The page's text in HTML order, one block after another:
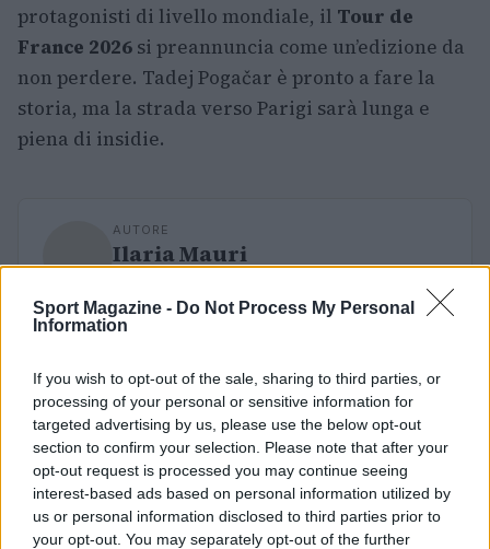
Sport Magazine - Do Not Process My Personal
Information
If you wish to opt-out of the sale, sharing to third parties, or
processing of your personal or sensitive information for
targeted advertising by us, please use the below opt-out
section to confirm your selection. Please note that after your
opt-out request is processed you may continue seeing
interest-based ads based on personal information utilized by
us or personal information disclosed to third parties prior to
your opt-out. You may separately opt-out of the further
protagonisti di livello mondiale, il Tour de
France 2026 si preannuncia come un’edizione da
non perdere. Tadej Pogačar è pronto a fare la
storia, ma la strada verso Parigi sarà lunga e
piena di insidie.
AUTORE
Ilaria Mauri
giornalismo sportivo dopo una notte al
Dall'Ara durante una partita decisiva: oggi
commenti. In redazione predilige reportage
sul campo e conserva il biglietto di quella
partita come prova della svolta.